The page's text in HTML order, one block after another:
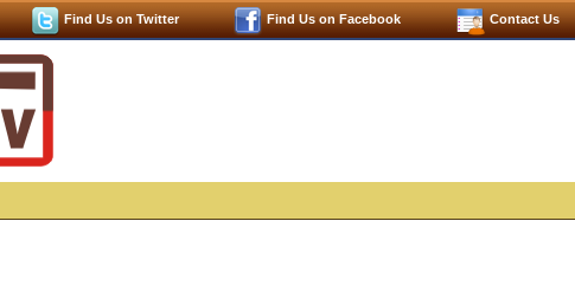
Contact Us
Find Us on Facebook
Find Us on Twitter